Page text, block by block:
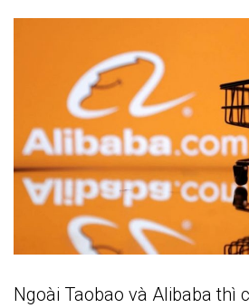
Ngoài Taobao và Alibaba thì